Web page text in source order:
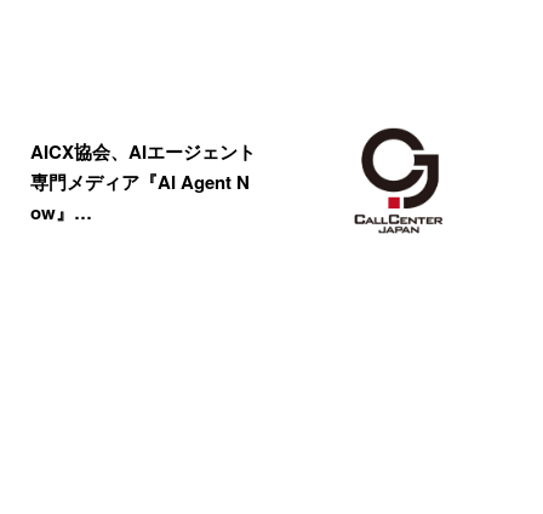
AICX協会、AIエージェント
専門メディア『AI Agent N
ow』…